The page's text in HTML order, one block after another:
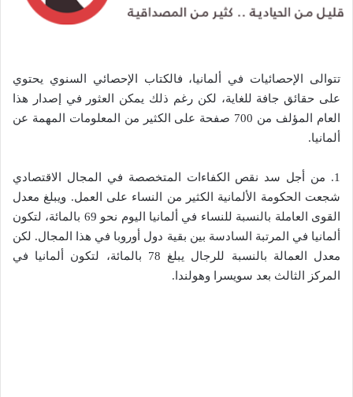
تتوالى الإحصائيات في ألمانيا، فالكتاب الإحصائي السنوي يحتوي
على حقائق جافة للغاية، لكن رغم ذلك يمكن العثور في إصدار هذا
العام المؤلف من 700 صفحة على الكثير من المعلومات المهمة عن
ألمانيا.
1. من أجل سد نقص الكفاءات المتخصصة في المجال الاقتصادي
شجعت الحكومة الألمانية الكثير من النساء على العمل. ويبلغ معدل
القوى العاملة بالنسبة للنساء في ألمانيا اليوم نحو 69 بالمائة، لتكون
ألمانيا في المرتبة السادسة بين بقية دول أوروبا في هذا المجال. لكن
معدل العمالة بالنسبة للرجال يبلغ 78 بالمائة، لتكون ألمانيا في
المركز الثالث بعد سويسرا وهولندا.